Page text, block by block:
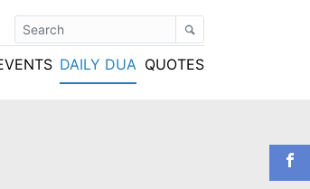
DAILY DUA QUOTES